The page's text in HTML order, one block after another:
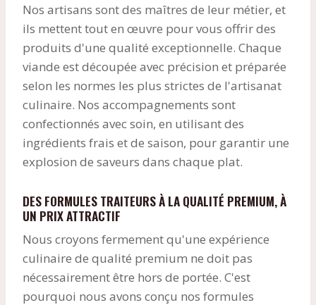
Nos artisans sont des maîtres de leur métier, et
ils mettent tout en œuvre pour vous offrir des
produits d'une qualité exceptionnelle. Chaque
viande est découpée avec précision et préparée
selon les normes les plus strictes de l'artisanat
culinaire. Nos accompagnements sont
confectionnés avec soin, en utilisant des
ingrédients frais et de saison, pour garantir une
explosion de saveurs dans chaque plat.
DES FORMULES TRAITEURS À LA QUALITÉ PREMIUM, À
UN PRIX ATTRACTIF
Nous croyons fermement qu'une expérience
culinaire de qualité premium ne doit pas
nécessairement être hors de portée. C'est
pourquoi nous avons conçu nos formules